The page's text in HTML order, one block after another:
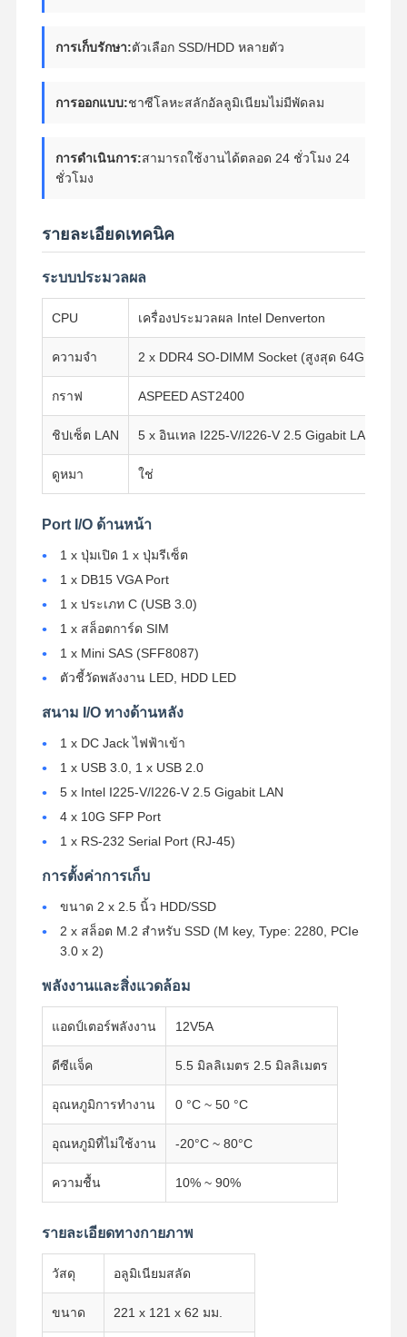
บ้าน ผลิตภัณฑ์
ควบคุม
คุณภาพ
ติดต่อเรา
Firewall มินิพีซี
มินิพีซี POE
Celeron มินิ PC
คอร์มมินิพีซี
ออฟฟิศมินิพีซี
เมนบอร์ดอุตสาหกรรม
การเก็บรักษา:ตัวเลือก SSD/HDD หลายตัว
การออกแบบ:ชาซีโลหะสลักอัลลูมิเนียมไม่มีพัดลม
การดําเนินการ:สามารถใช้งานได้ตลอด 24 ชั่วโมง 24
ชั่วโมง
รายละเอียดเทคนิค
ระบบประมวลผล
CPU เครื่องประมวลผล Intel Denverton
ความจํา 2 x DDR4 SO-DIMM Socket (สูงสุด 64GB,
กราฟ ASPEED AST2400
ชิปเซ็ต LAN 5 x อินเทล I225-V/I226-V 2.5 Gigabit LAN, 4 x
ดูหมา ใช่
Port I/O ด้านหน้า
1 x ปุ่มเปิด 1 x ปุ่มรีเซ็ต
1 x DB15 VGA Port
1 x ประเภท C (USB 3.0)
1 x สล็อตการ์ด SIM
1 x Mini SAS (SFF8087)
ตัวชี้วัดพลังงาน LED, HDD LED
สนาม I/O ทางด้านหลัง
1 x DC Jack ไฟฟ้าเข้า
1 x USB 3.0, 1 x USB 2.0
5 x Intel I225-V/I226-V 2.5 Gigabit LAN
4 x 10G SFP Port
1 x RS-232 Serial Port (RJ-45)
การตั้งค่าการเก็บ
ขนาด 2 x 2.5 นิ้ว HDD/SSD
2 x สล็อต M.2 สําหรับ SSD (M key, Type: 2280, PCIe
3.0 x 2)
พลังงานและสิ่งแวดล้อม
แอดป์เตอร์พลังงาน 12V5A
ดีซีแจ็ค 5.5 มิลลิเมตร 2.5 มิลลิเมตร
อุณหภูมิการทํางาน 0 °C ~ 50 °C
อุณหภูมิที่ไม่ใช้งาน -20°C ~ 80°C
ความชื้น 10% ~ 90%
รายละเอียดทางกายภาพ
วัสดุ อลูมิเนียมสลัด
ขนาด 221 x 121 x 62 มม.